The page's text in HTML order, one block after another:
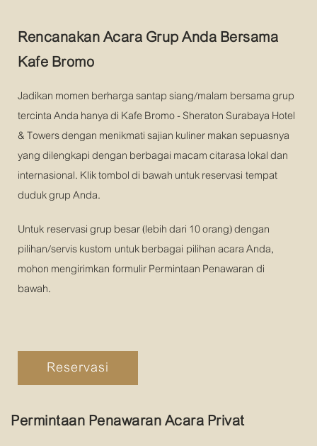
Rencanakan Acara Grup Anda Bersama
Kafe Bromo
Jadikan momen berharga santap siang/malam bersama grup
tercinta Anda hanya di Kafe Bromo - Sheraton Surabaya Hotel
& Towers dengan menikmati sajian kuliner makan sepuasnya
yang dilengkapi dengan berbagai macam citarasa lokal dan
internasional. Klik tombol di bawah untuk reservasi tempat
duduk grup Anda.
Untuk reservasi grup besar (lebih dari 10 orang) dengan
pilihan/servis kustom untuk berbagai pilihan acara Anda,
mohon mengirimkan formulir Permintaan Penawaran di
bawah.
Reservasi
Permintaan Penawaran Acara Privat